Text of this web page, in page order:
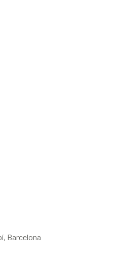
Barcelona